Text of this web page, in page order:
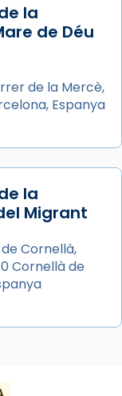
i
Cugat, a
la tradició
Júlia”) i
Iluro.
la
de Déu
de la Mercè,
Espanya
la
Migrant
Cornellà,
Cornellà de